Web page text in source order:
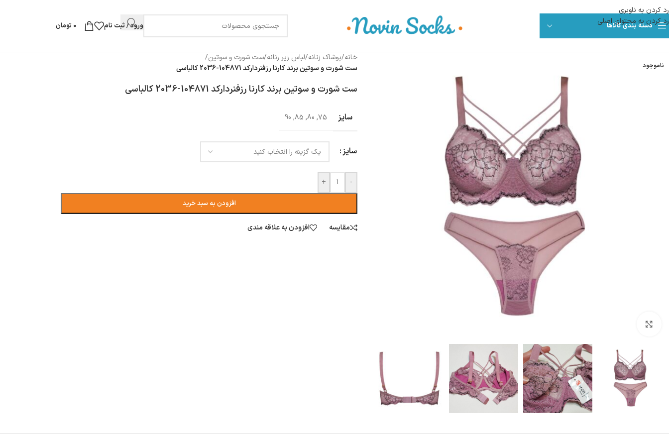
رد کردن به ناوبری
رد کردن به محتوای اصلی
دسته بندی کالاها ورود / ثبت نام 0 تومان
ناموجود
خانه/پوشاک زنانه/لباس زیر زنانه/ست شورت و سوتین/
ست شورت و سوتین برند کارنا رزفنردارکد 104871-2036 کالباسی
ست شورت و سوتین برند کارنا رزفنردارکد 104871-2036 کالباسی
سایز 75
,
80
,
85
,
90
سایز
-
+
افزودن به سبد خرید
مقایسه افزودن به علاقه مندی